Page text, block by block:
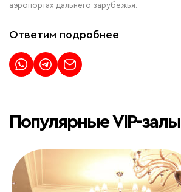
аэропортах дальнего зарубежья.
Ответим подробнее
Популярные VIP-залы